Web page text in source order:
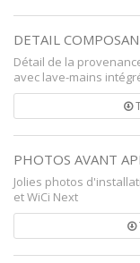
DETAIL
Détail de la
avec lave-mains
PHOTOS AVANT
Jolies photos
et WiCi Next